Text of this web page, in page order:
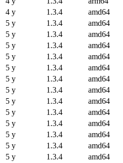
4 y
1.3.4 amd64
5 y
1.3.4 amd64
5 y
1.3.4 amd64
5 y
1.3.4 amd64
5 y
1.3.4 amd64
5 y
1.3.4 amd64
5 y
1.3.4 amd64
5 y
1.3.4 amd64
5 y
1.3.4 amd64
5 y
1.3.4 amd64
5 y
1.3.4 amd64
5 y
1.3.4 amd64
5 y
1.3.4 amd64
5 y
1.3.4 amd64